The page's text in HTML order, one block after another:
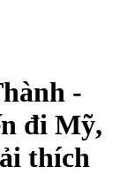
-
đi Mỹ,
thích